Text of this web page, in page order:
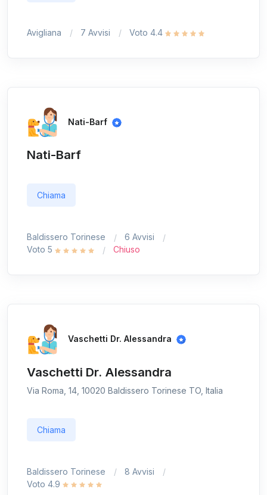
Avigliana 7 Avvisi Voto 4.4
Nati-Barf
Nati-Barf
Chiama
Baldissero Torinese
6 Avvisi
Voto 5
Chiuso
Vaschetti Dr. Alessandra
Vaschetti Dr. Alessandra
Via Roma, 14, 10020 Baldissero Torinese TO, Italia
Chiama
Baldissero Torinese
8 Avvisi
Voto 4.9